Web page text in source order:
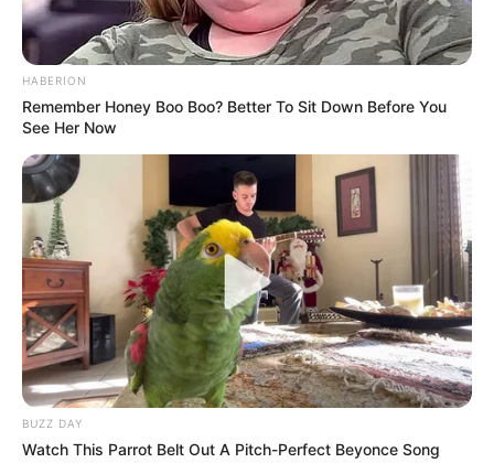
(foto:instagram/moektito)
4. Kebahagiaannya saat momen wisuda
HABERION
Remember Honey Boo Boo? Better To Sit Down Before You
See Her Now
BUZZ DAY
Watch This Parrot Belt Out A Pitch-Perfect Beyonce Song